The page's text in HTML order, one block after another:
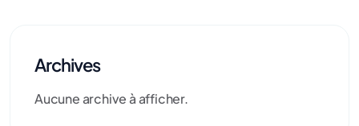
Archives
Aucune archive à afficher.